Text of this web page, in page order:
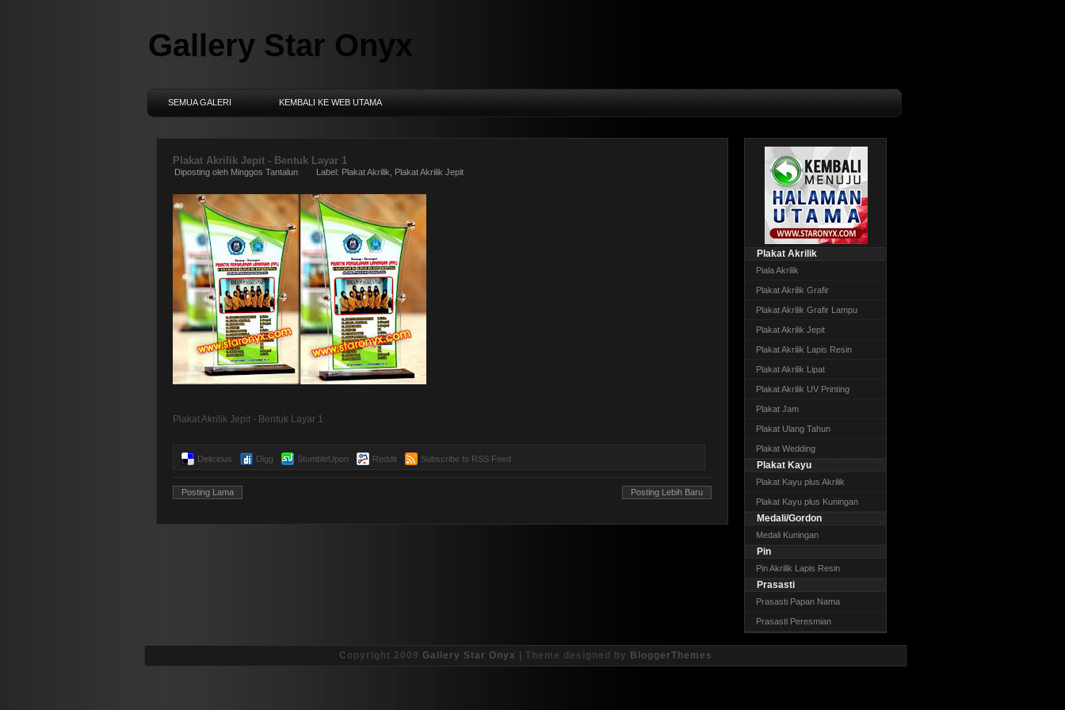
Gallery Star Onyx
SEMUA GALERI KEMBALI KE WEB UTAMA
Plakat Akrilik Jepit - Bentuk Layar 1
Diposting oleh Minggos Tantalun Label: Plakat Akrilik Plakat Akrilik Jepit
Plakat Akrilik Jepit - Bentuk Layar 1
Delicious Digg StumbleUpon Reddit Subscribe to RSS Feed
Posting Lebih Baru
Posting Lama
Plakat Akrilik
Piala Akrilik
Plakat Akrilik Grafir
Plakat Akrilik Grafir Lampu
Plakat Akrilik Jepit
Plakat Akrilik Lapis Resin
Plakat Akrilik Lipat
Plakat Akrilik UV Printing
Plakat Jam
Plakat Ulang Tahun
Plakat Wedding
Plakat Kayu
Plakat Kayu plus Akrilik
Plakat Kayu plus Kuningan
Medali/Gordon
Medali Kuningan
Pin
Pin Akrilik Lapis Resin
Prasasti
Prasasti Papan Nama
Prasasti Peresmian
Copyright 2009 Gallery Star Onyx | Theme designed by BloggerThemes